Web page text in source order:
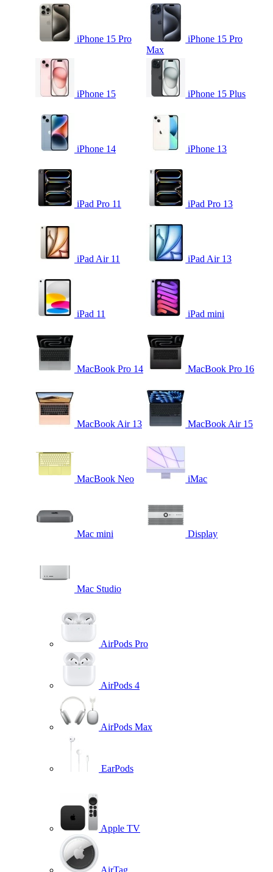
iPhone 15 Pro
iPhone 15 Pro
Max
iPhone 15 iPhone 15 Plus
iPhone 14 iPhone 13
iPad Pro 11 iPad Pro 13
iPad Air 11 iPad Air 13
iPad 11 iPad mini
MacBook Pro 14 MacBook Pro 16
MacBook Air 13 MacBook Air 15
MacBook Neo iMac
Mac mini Display
Mac Studio
AirPods Pro
AirPods 4
AirPods Max
EarPods
Apple TV